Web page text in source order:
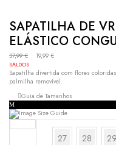
SAPATILHA DE
ELÁSTICO
37,99€ 19,99 €
SALDOS
Sapatilha divertida com flores
palmilha removível.
Guia de Tamanhos
27 28 29